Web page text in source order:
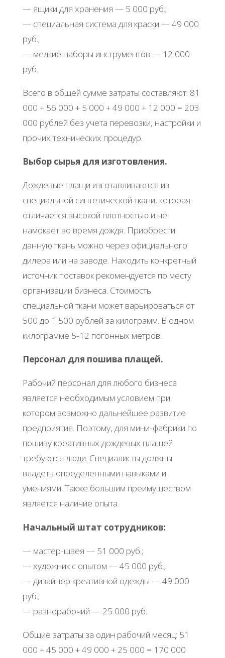
— ящики для хранения — 5 000 руб.;
— специальная система для краски — 49 000
руб.;
— мелкие наборы инструментов — 12 000
руб.
Всего в общей сумме затраты составляют: 81
000 + 56 000 + 5 000 + 49 000 + 12 000 = 203
000 рублей без учета перевозки, настройки и
прочих технических процедур.
Выбор сырья для изготовления.
Дождевые плащи изготавливаются из
специальной синтетической ткани, которая
отличается высокой плотностью и не
намокает во время дождя. Приобрести
данную ткань можно через официального
дилера или на заводе. Находить конкретный
источник поставок рекомендуется по месту
организации бизнеса. Стоимость
специальной ткани может варьироваться от
500 до 1 500 рублей за килограмм. В одном
килограмме 5-12 погонных метров.
Персонал для пошива плащей.
Рабочий персонал для любого бизнеса
является необходимым условием при
котором возможно дальнейшее развитие
предприятия. Поэтому, для мини-фабрики по
пошиву креативных дождевых плащей
требуются люди. Специалисты должны
владеть определенными навыками и
умениями. Также большим преимуществом
является наличие опыта.
Начальный штат сотрудников:
— мастер-швея — 51 000 руб.;
— художник с опытом — 45 000 руб.;
— дизайнер креативной одежды — 49 000
руб.;
— разнорабочий — 25 000 руб.
Общие затраты за один рабочий месяц: 51
000 + 45 000 + 49 000 + 25 000 = 170 000